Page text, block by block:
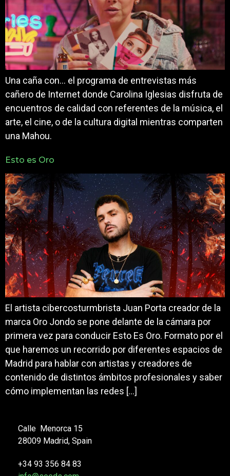
Una caña con… el programa de entrevistas más
cañero de Internet donde Carolina Iglesias disfruta de
encuentros de calidad con referentes de la música, el
arte, el cine, o de la cultura digital mientras comparten
una Mahou.
Esto es Oro
El artista cibercosturmbrista Juan Porta creador de la
marca Oro Jondo se pone delante de la cámara por
primera vez para conducir Esto Es Oro. Formato por el
que haremos un recorrido por diferentes espacios de
Madrid para hablar con artistas y creadores de
contenido de distintos ámbitos profesionales y saber
cómo implementan las redes […]
Calle Menorca 15
28009 Madrid, Spain
+34 93 356 84 83